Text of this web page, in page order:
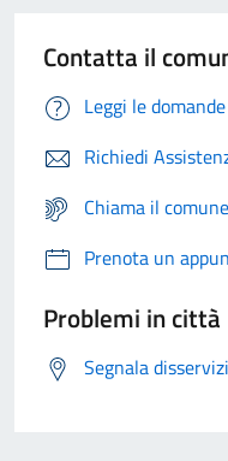
Contatta il
Leggi le
Richiedi
Chiama il
Prenota un
Problemi in città
Segnala